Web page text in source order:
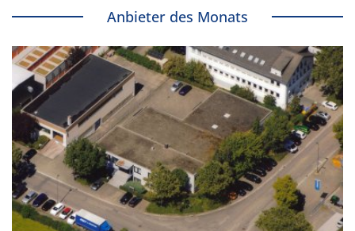
Anbieter des Monats